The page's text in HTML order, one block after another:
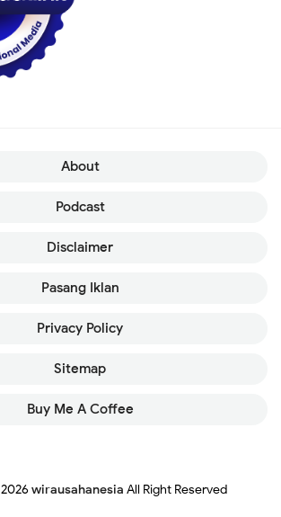
About
Podcast
Disclaimer
Pasang Iklan
Privacy Policy
Sitemap
Buy Me A Coffee
2026 wirausahanesia All Right Reserved